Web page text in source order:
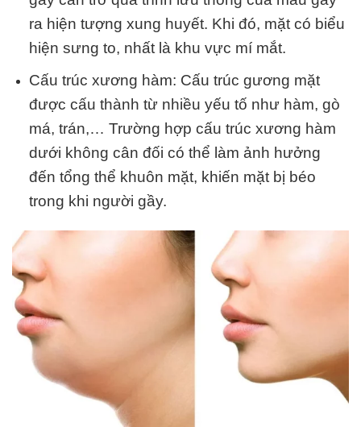
ra hiện tượng xung huyết. Khi đó, mặt có biểu
hiện sưng to, nhất là khu vực mí mắt.
Cấu trúc xương hàm: Cấu trúc gương mặt
được cấu thành từ nhiều yếu tố như hàm, gò
má, trán,… Trường hợp cấu trúc xương hàm
dưới không cân đối có thể làm ảnh hưởng
đến tổng thể khuôn mặt, khiến mặt bị béo
trong khi người gầy.